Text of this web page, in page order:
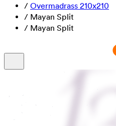
/ Overmadrass 210x210
/ Mayan Split
/ Mayan Split